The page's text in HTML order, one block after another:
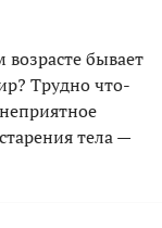
бывает
Трудно что-
тела —